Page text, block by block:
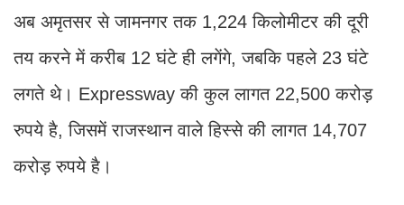
अब अमृतसर से जामनगर तक 1,224 किलोमीटर की दूरी
तय करने में करीब 12 घंटे ही लगेंगे, जबकि पहले 23 घंटे
लगते थे। Expressway की कुल लागत 22,500 करोड़
रुपये है, जिसमें राजस्थान वाले हिस्से की लागत 14,707
करोड़ रुपये है।